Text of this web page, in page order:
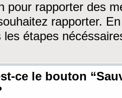
pour rapporter des
rapporter.
les étapes
ce le bouton